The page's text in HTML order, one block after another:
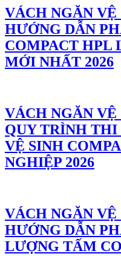
VÁCH NGĂN
HƯỚNG DẪN
COMPACT HPL
MỚI NHẤT 2026
VÁCH NGĂN
QUY TRÌNH THI
VỆ SINH
NGHIỆP 2026
VÁCH NGĂN
HƯỚNG DẪN
LƯỢNG TẤM